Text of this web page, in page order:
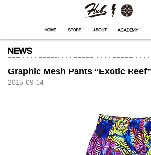
Graphic Mesh Pants “Exotic Reef”
2015-09-14